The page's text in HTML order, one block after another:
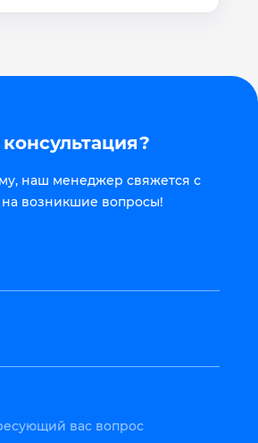
наш менеджер свяжется с
на возникшие вопросы!
вас вопрос